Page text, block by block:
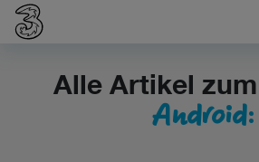
Alle Artikel
Android: